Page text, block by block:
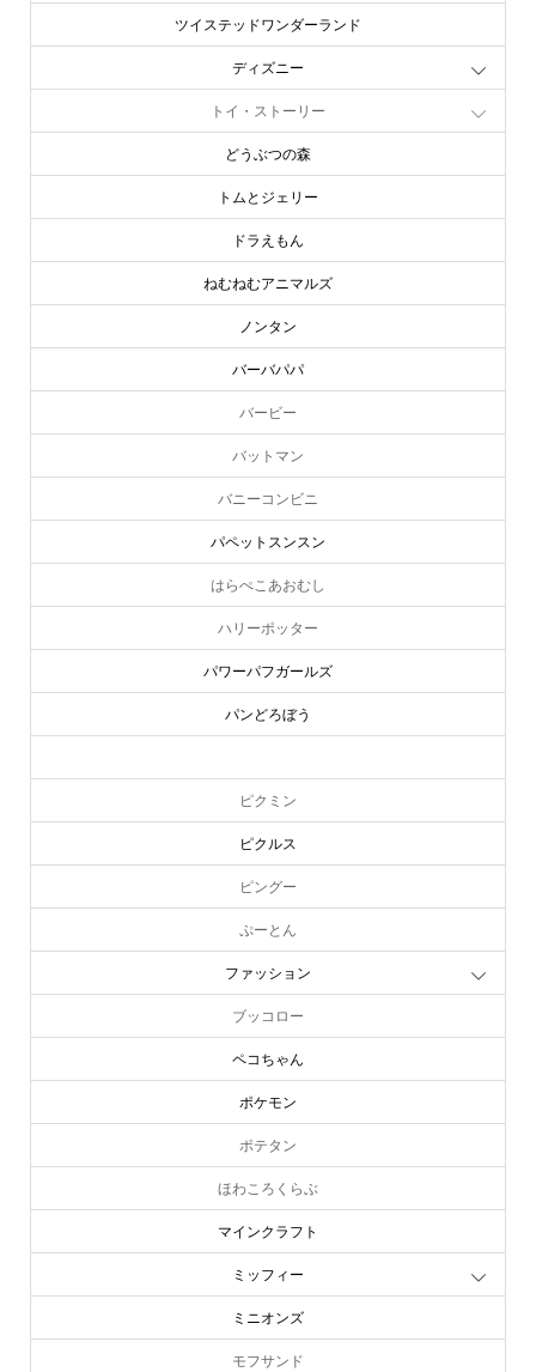
ツイステッドワンダーランド
ディズニー
トイ・ストーリー
どうぶつの森
トムとジェリー
ドラえもん
ねむねむアニマルズ
ノンタン
バーバパパ
バービー
バットマン
バニーコンビニ
パペットスンスン
はらぺこあおむし
ハリーポッター
パワーパフガールズ
パンどろぼう
ピクミン
ピクルス
ピングー
ぷーとん
ファッション
ブッコロー
ペコちゃん
ポケモン
ポテタン
ほわころくらぶ
マインクラフト
ミッフィー
ミニオンズ
モフサンド